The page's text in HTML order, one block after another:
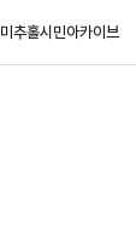
미추홀시민아카이브